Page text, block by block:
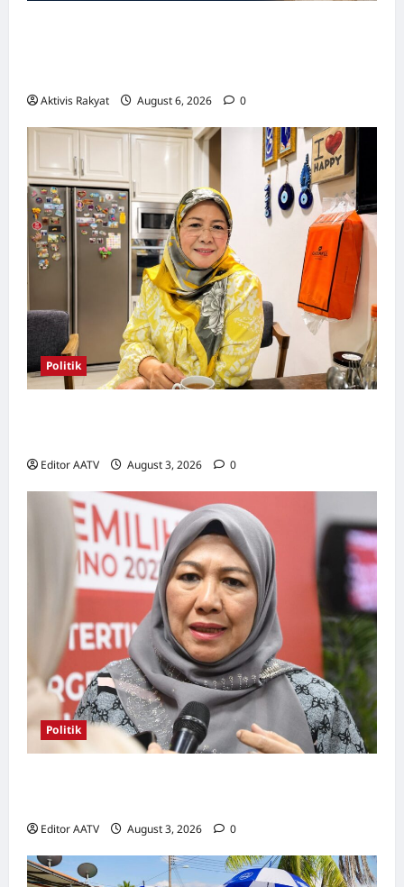
Aktivis Rakyat August 6, 2026 0
Politik
Editor AATV August 3, 2026 0
Politik
Editor AATV August 3, 2026 0